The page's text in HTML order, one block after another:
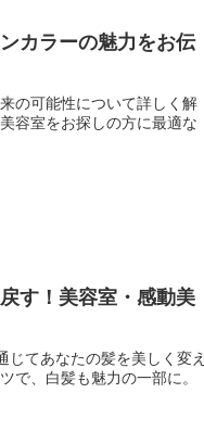
カラーの魅力をお伝
の可能性について詳しく解
容室をお探しの方に最適な
す！美容室・感動美
じてあなたの髪を美しく変え
で、白髪も魅力の一部に。